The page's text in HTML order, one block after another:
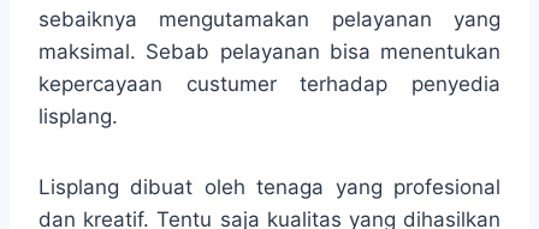
sebaiknya mengutamakan pelayanan yang
maksimal. Sebab pelayanan bisa menentukan
kepercayaan custumer terhadap penyedia
lisplang.
Lisplang dibuat oleh tenaga yang profesional
dan kreatif. Tentu saja kualitas yang dihasilkan